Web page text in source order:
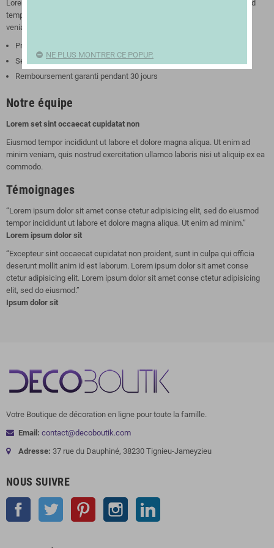
Lorem ipsum dolor sit amet conse ctetur adipisicing elit, sed do eiusmod
tempor incididunt ut labore et dolore magna aliqua. Ut enim ad minim
veniam. Lorem ipsum dolor sit amet conse ctetur adipisicing elit.
Produits haute qualité
Service client inégalé
Remboursement garanti pendant 30 jours
Notre équipe
Lorem set sint occaecat cupidatat non
Eiusmod tempor incididunt ut labore et dolore magna aliqua. Ut enim ad
minim veniam, quis nostrud exercitation ullamco laboris nisi ut aliquip ex ea
commodo.
Témoignages
“Lorem ipsum dolor sit amet conse ctetur adipisicing elit, sed do eiusmod
tempor incididunt ut labore et dolore magna aliqua. Ut enim ad minim.”
Lorem ipsum dolor sit
“Excepteur sint occaecat cupidatat non proident, sunt in culpa qui officia
deserunt mollit anim id est laborum. Lorem ipsum dolor sit amet conse
ctetur adipisicing elit. Lorem ipsum dolor sit amet conse ctetur adipisicing
elit, sed do eiusmod.”
Ipsum dolor sit
Votre Boutique de décoration en ligne pour toute la famille.
Email: contact@decoboutik.com
Adresse: 37 rue du Dauphiné, 38230 Tignieu-Jameyzieu
NOUS SUIVRE
Facebook Twitter Pinterest Instagram
NE PLUS MONTRER CE POPUP.